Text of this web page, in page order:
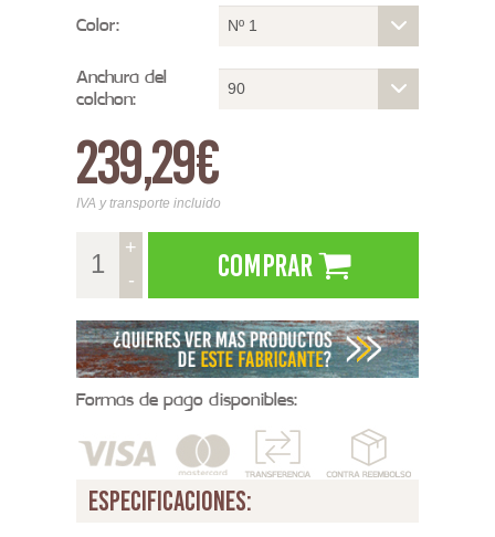
Color: Nº 1
Anchura del
colchon: 90
239,29€
IVA y transporte incluido
+
-
Comprar
Formas de pago disponibles:
especificaciones: